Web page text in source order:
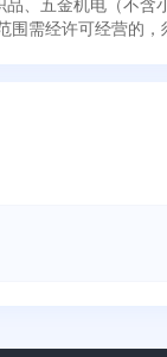
需经许可经营的，